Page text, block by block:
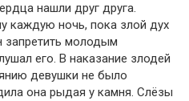
нашли друг друга.
каждую ночь, пока злой дух
запретить молодым
его. В наказание злодей
девушки не было
она рыдая у камня. Слёзы